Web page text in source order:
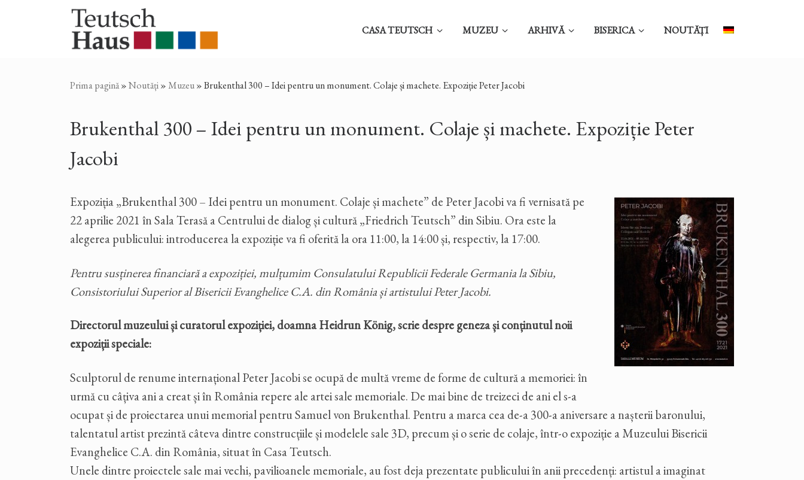
Sari la conținut
CASA TEUTSCH MUZEU ARHIVĂ BISERICA NOUTĂȚI
Prima pagină»Noutăți» Muzeu»Brukenthal 300 – Idei pentru un monument. Colaje și machete. Expoziție Peter Jacobi
Brukenthal 300 – Idei pentru un monument. Colaje și machete. Expoziție Peter
Jacobi
Expoziția „Brukenthal 300 – Idei pentru un monument. Colaje și machete” de Peter Jacobi va fi vernisată pe
22 aprilie 2021 în Sala Terasă a Centrului de dialog și cultură „Friedrich Teutsch” din Sibiu. Ora este la
alegerea publicului: introducerea la expoziție va fi oferită la ora 11:00, la 14:00 și, respectiv, la 17:00.
Pentru susținerea financiară a expoziției, mulțumim Consulatului Republicii Federale Germania la Sibiu,
Consistoriului Superior al Bisericii Evanghelice C.A. din România și artistului Peter Jacobi.
Directorul muzeului și curatorul expoziției, doamna Heidrun König, scrie despre geneza și conținutul noii
expoziții speciale:
Sculptorul de renume internațional Peter Jacobi se ocupă de multă vreme de forme de cultură a memoriei: în
urmă cu câțiva ani a creat și în România repere ale artei sale memoriale. De mai bine de treizeci de ani el s-a
ocupat și de proiectarea unui memorial pentru Samuel von Brukenthal. Pentru a marca cea de-a 300-a aniversare a nașterii baronului,
talentatul artist prezintă câteva dintre construcțiile și modelele sale 3D, precum și o serie de colaje, într-o expoziție a Muzeului Bisericii
Evanghelice C.A. din România, situat în Casa Teutsch.
Unele dintre proiectele sale mai vechi, pavilioanele memoriale, au fost deja prezentate publicului în anii precedenți: artistul a imaginat